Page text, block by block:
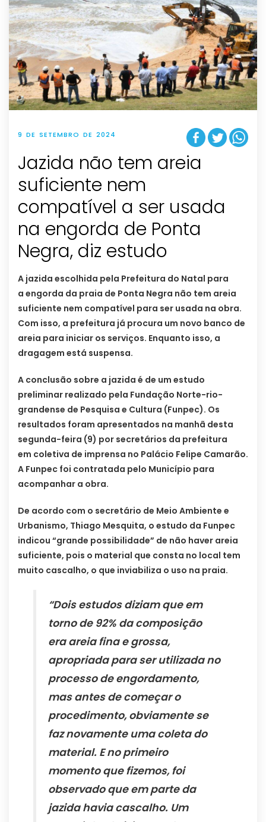
9 DE SETEMBRO DE 2024
Jazida não tem areia
suficiente nem
compatível a ser usada
na engorda de Ponta
Negra, diz estudo
A jazida escolhida pela Prefeitura do Natal para
a engorda da praia de Ponta Negra não tem areia
suficiente nem compatível para ser usada na obra.
Com isso, a prefeitura já procura um novo banco de
areia para iniciar os serviços. Enquanto isso, a
dragagem está suspensa.
A conclusão sobre a jazida é de um estudo
preliminar realizado pela Fundação Norte-rio-
grandense de Pesquisa e Cultura (Funpec). Os
resultados foram apresentados na manhã desta
segunda-feira (9) por secretários da prefeitura
em coletiva de imprensa no Palácio Felipe Camarão.
A Funpec foi contratada pelo Município para
acompanhar a obra.
De acordo com o secretário de Meio Ambiente e
Urbanismo, Thiago Mesquita, o estudo da Funpec
indicou “grande possibilidade” de não haver areia
suficiente, pois o material que consta no local tem
muito cascalho, o que inviabiliza o uso na praia.
“Dois estudos diziam que em
torno de 92% da composição
era areia fina e grossa,
apropriada para ser utilizada no
processo de engordamento,
mas antes de começar o
procedimento, obviamente se
faz novamente uma coleta do
material. E no primeiro
momento que fizemos, foi
observado que em parte da
jazida havia cascalho. Um